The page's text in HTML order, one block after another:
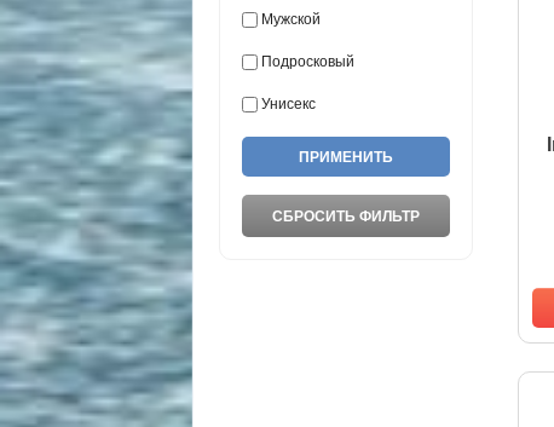
Мужской
Подросковый
Унисекс